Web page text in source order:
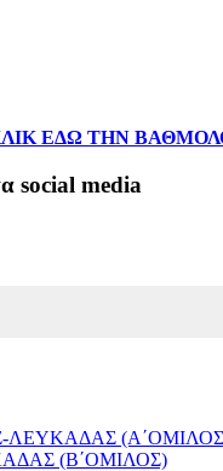
ΕΔΩ ΤΗΝ
social media
ΛΕΥΚΑΔΑΣ
(Β΄ΟΜΙΛΟΣ)